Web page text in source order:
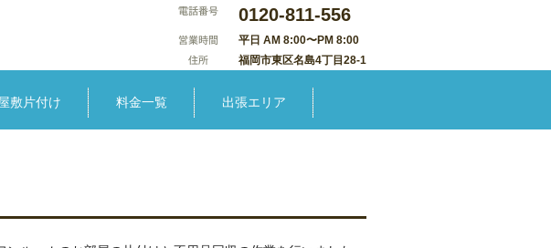
0120-811-556
平日 AM 8:00〜PM 8:00
福岡市東区名島4丁目28-1
敷片付け 料金一覧 出張エリア